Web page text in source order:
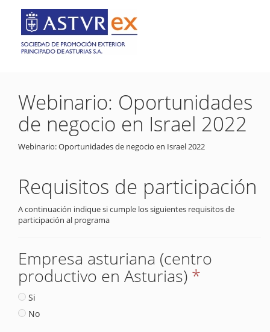
Webinario: Oportunidades
de negocio en Israel 2022
Webinario: Oportunidades de negocio en Israel 2022
Requisitos de participación
A continuación indique si cumple los siguientes requisitos de
participación al programa
Empresa asturiana (centro
productivo en Asturias) *
Si
No